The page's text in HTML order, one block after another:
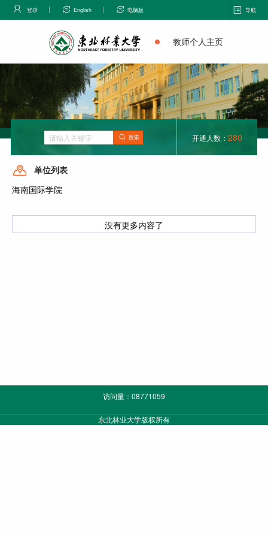
登录 English 电脑版 导航
教师个人主页
搜索 开通人数： 280
单位列表
海南国际学院
没有更多内容了
访问量： 08771059
东北林业大学版权所有